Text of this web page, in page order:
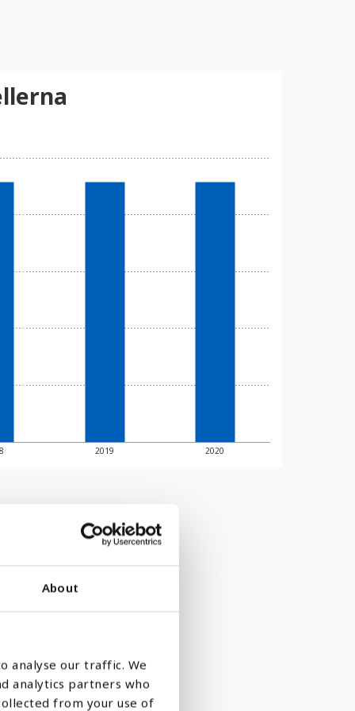
About
analyse our traffic. We
analytics partners who
from your use of
2019 2020